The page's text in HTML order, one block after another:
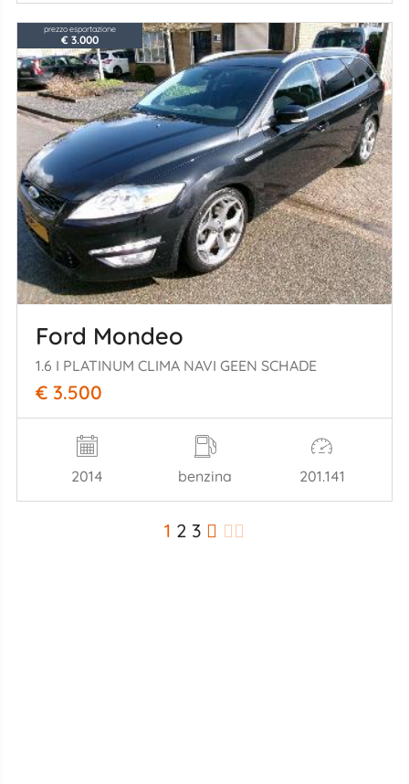
prezzo esportazione
€ 3.000
Ford Mondeo
1.6 I PLATINUM CLIMA NAVI GEEN SCHADE
€ 3.500
2014 benzina 201.141
1 2 3